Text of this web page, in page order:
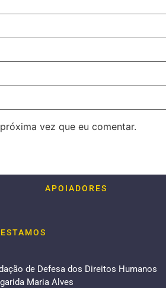
vez que eu comentar.
APOIADORES
de Defesa dos Direitos Humanos
Maria Alves